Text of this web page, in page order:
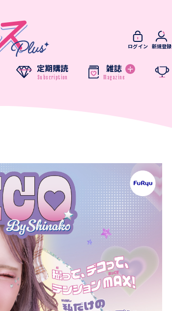
定期購読 雑誌
ログイン 新規登録